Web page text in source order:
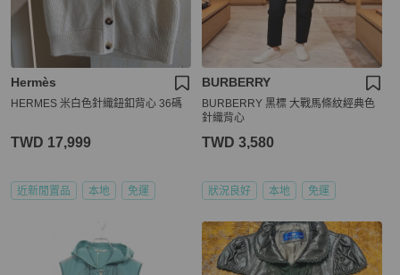
Hermès
HERMES 米白色針織鈕釦背心 36碼
TWD 17,999
近新閒置品 本地 免運
BURBERRY
BURBERRY 黑標 大戰馬條紋經典色
針織背心
TWD 3,580
狀況良好 本地 免運